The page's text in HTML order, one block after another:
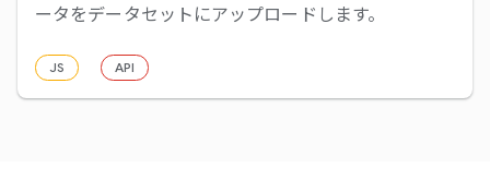
ータをデータセットにアップロードします。
JS API